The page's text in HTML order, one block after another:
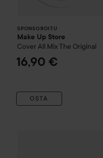
SPONSOROITU
Make Up Store
Cover All MixThe Original
16,90 €
OSTA